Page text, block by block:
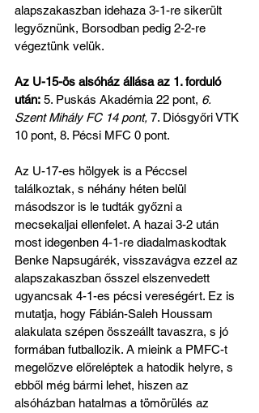
alapszakaszban idehaza 3-1-re sikerült
legyőznünk, Borsodban pedig 2-2-re
végeztünk velük.
Az U-15-ös alsóház állása az 1. forduló
után: 5. Puskás Akadémia 22 pont, 6.
Szent Mihály FC 14 pont, 7. Diósgyőri VTK
10 pont, 8. Pécsi MFC 0 pont.
Az U-17-es hölgyek is a Péccsel
találkoztak, s néhány héten belül
másodszor is le tudták győzni a
mecsekaljai ellenfelet. A hazai 3-2 után
most idegenben 4-1-re diadalmaskodtak
Benke Napsugárék, visszavágva ezzel az
alapszakaszban ősszel elszenvedett
ugyancsak 4-1-es pécsi vereségért. Ez is
mutatja, hogy Fábián-Saleh Houssam
alakulata szépen összeállt tavaszra, s jó
formában futballozik. A mieink a PMFC-t
megelőzve előreléptek a hatodik helyre, s
ebből még bármi lehet, hiszen az
alsóházban hatalmas a tömörülés az